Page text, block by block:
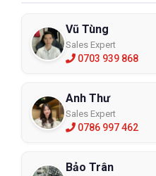
Vũ Tùng
Sales Expert
0703 939 868
Anh Thư
Sales Expert
0786 997 462
Bảo Trân